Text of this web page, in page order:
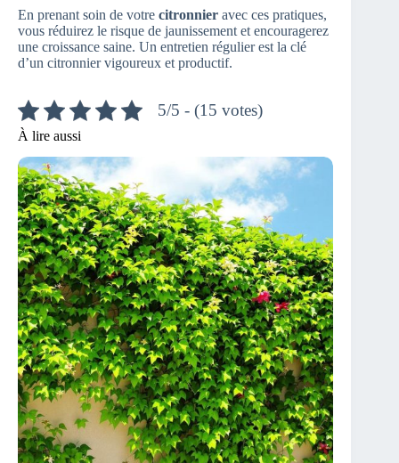
En prenant soin de votre citronnier avec ces pratiques,
vous réduirez le risque de jaunissement et encouragerez
une croissance saine. Un entretien régulier est la clé
d’un citronnier vigoureux et productif.
5/5 - (15 votes)
À lire aussi